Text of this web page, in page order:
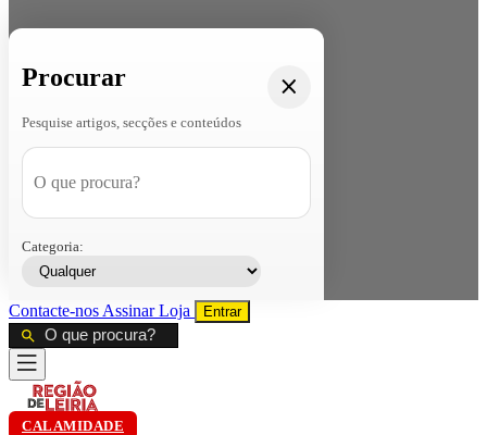
Procurar
Pesquise artigos, secções e conteúdos
Categoria:
Contacte-nos AssinarLoja Entrar
CALAMIDADE